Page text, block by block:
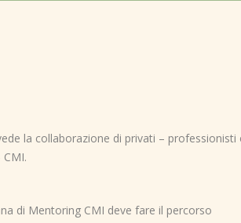
la collaborazione di privati – professionisti
di Mentoring CMI deve fare il percorso